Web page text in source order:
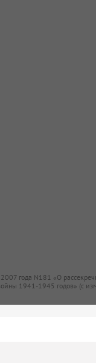
года N181 «О
1941-1945 годов» (с